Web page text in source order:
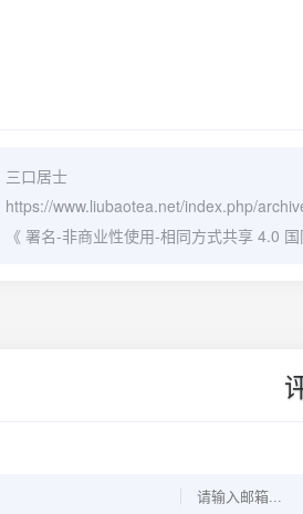
三口居士
https://www.liubaotea.net/index.php/
《 署名-非商业性使用-相同方式共享 4.0